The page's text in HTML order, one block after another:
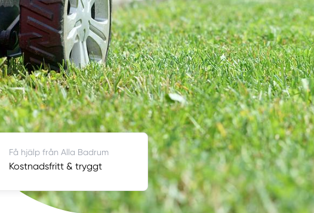
Få hjälp från Alla Badrum
Kostnadsfritt & tryggt